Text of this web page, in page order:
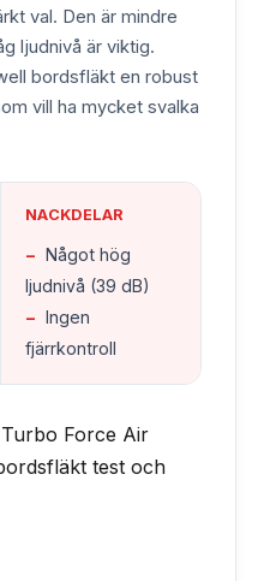
val. Den är mindre
ljudnivå är viktig.
bordsfläkt en robust
vill ha mycket svalka
NACKDELAR
− Något hög
ljudnivå (39 dB)
− Ingen
fjärrkontroll